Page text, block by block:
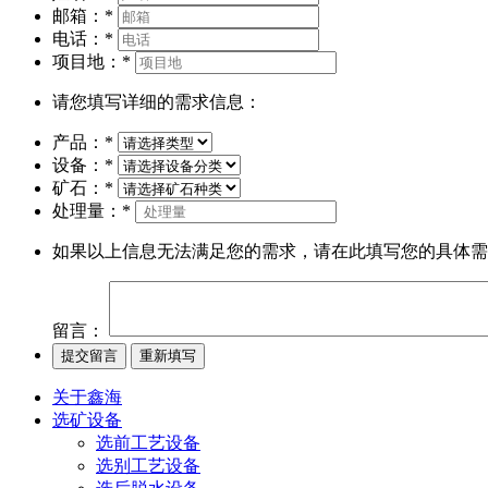
邮箱： *
电话： *
项目地： *
请您填写详细的需求信息：
产品： *
设备： *
矿石： *
处理量： *
如果以上信息无法满足您的需求，请在此填写您的具体
留言：
关于鑫海
选矿设备
选前工艺设备
选别工艺设备